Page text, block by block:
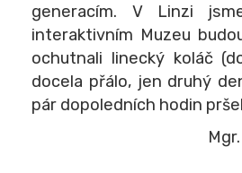
generacím. V Linzi
interaktivním Muzeu
ochutnali linecký koláč
docela přálo, jen druhý
pár dopoledních hodin